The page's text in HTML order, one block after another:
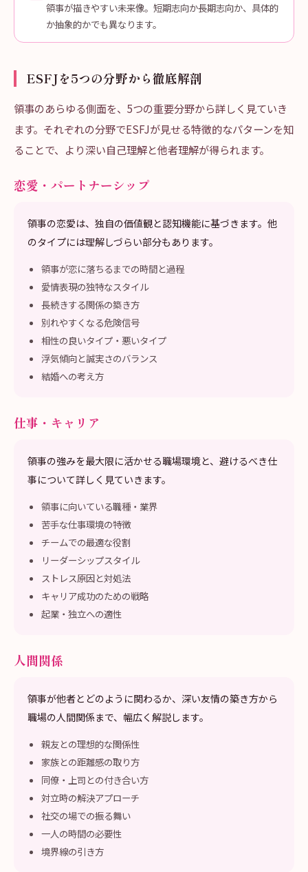
領事が描きやすい未来像。短期志向か長期志向か、具体的
か抽象的かでも異なります。
ESFJを5つの分野から徹底解剖
領事のあらゆる側面を、5つの重要分野から詳しく見ていき
ます。それぞれの分野でESFJが見せる特徴的なパターンを知
ることで、より深い自己理解と他者理解が得られます。
恋愛・パートナーシップ
領事の恋愛は、独自の価値観と認知機能に基づきます。他
のタイプには理解しづらい部分もあります。
領事が恋に落ちるまでの時間と過程
愛情表現の独特なスタイル
長続きする関係の築き方
別れやすくなる危険信号
相性の良いタイプ・悪いタイプ
浮気傾向と誠実さのバランス
結婚への考え方
仕事・キャリア
領事の強みを最大限に活かせる職場環境と、避けるべき仕
事について詳しく見ていきます。
領事に向いている職種・業界
苦手な仕事環境の特徴
チームでの最適な役割
リーダーシップスタイル
ストレス原因と対処法
キャリア成功のための戦略
起業・独立への適性
人間関係
領事が他者とどのように関わるか、深い友情の築き方から
職場の人間関係まで、幅広く解説します。
親友との理想的な関係性
家族との距離感の取り方
同僚・上司との付き合い方
対立時の解決アプローチ
社交の場での振る舞い
一人の時間の必要性
境界線の引き方